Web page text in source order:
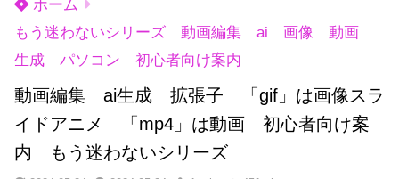
ホーム
もう迷わないシリーズ 動画編集 ai 画像 動画
生成 パソコン 初心者向け案内
動画編集 ai生成 拡張子 「gif」は画像スラ
イドアニメ 「mp4」は動画 初心者向け案
内 もう迷わないシリーズ